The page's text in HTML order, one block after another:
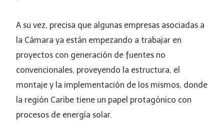
A su vez, precisa que algunas empresas asociadas a
la Cámara ya están empezando a trabajar en
proyectos con generación de fuentes no
convencionales, proveyendo la estructura, el
montaje y la implementación de los mismos, donde
la región Caribe tiene un papel protagónico con
procesos de energía solar.